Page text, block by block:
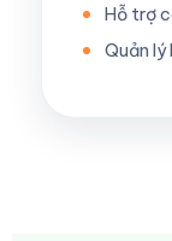
Hỗ trợ
Quản lý